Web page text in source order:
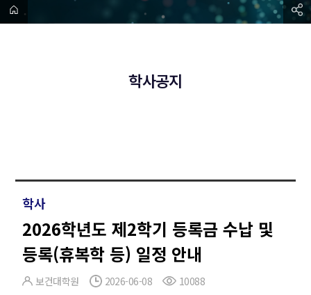
학사공지
학사
2026학년도 제2학기 등록금 수납 및
등록(휴복학 등) 일정 안내
보건대학원 2026-06-08 10088